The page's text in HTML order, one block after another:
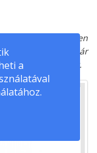
hogy levélben
A válasz már
postára került.
a